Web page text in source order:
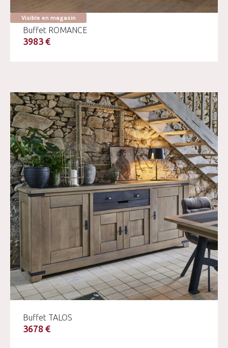
Visible en magasin
Buffet ROMANCE
3983 €
Buffet TALOS
3678 €